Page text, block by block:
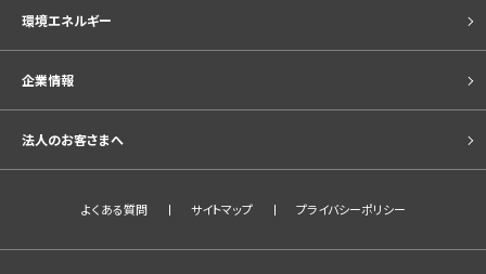
環境エネルギー
企業情報
法人のお客さまへ
よくある質問 サイトマップ プライバシーポリシー